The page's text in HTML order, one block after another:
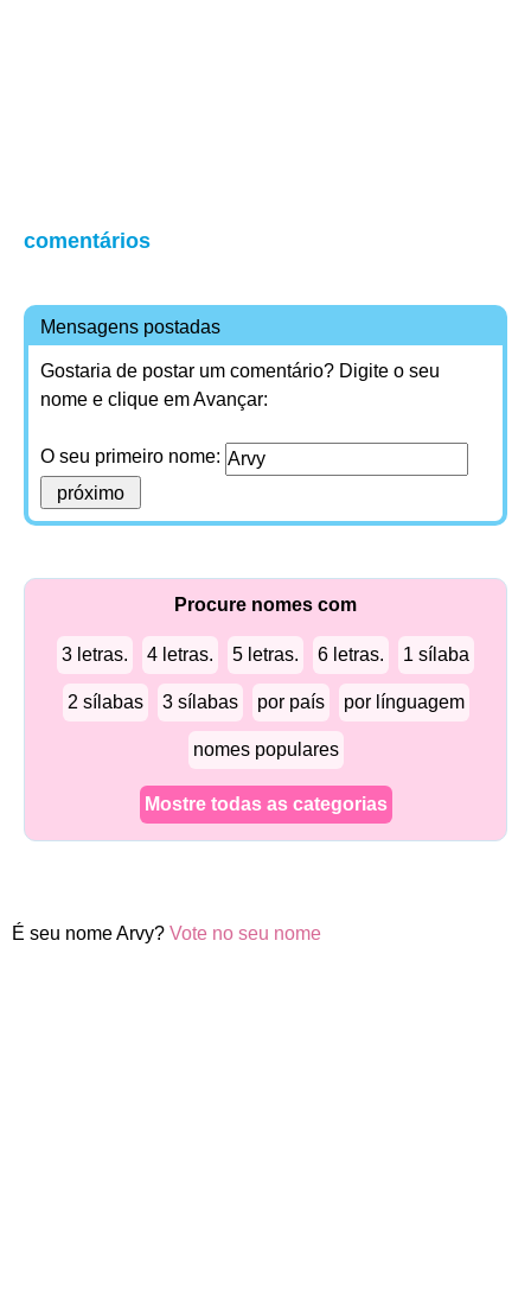
comentários
Mensagens postadas
Gostaria de postar um comentário? Digite o seu
nome e clique em Avançar:
O seu primeiro nome:
Procure nomes com
3 letras. 4 letras. 5 letras. 6 letras. 1 sílaba
2 sílabas 3 sílabas por país por línguagem
nomes populares
Mostre todas as categorias
É seu nome Arvy? Vote no seu nome